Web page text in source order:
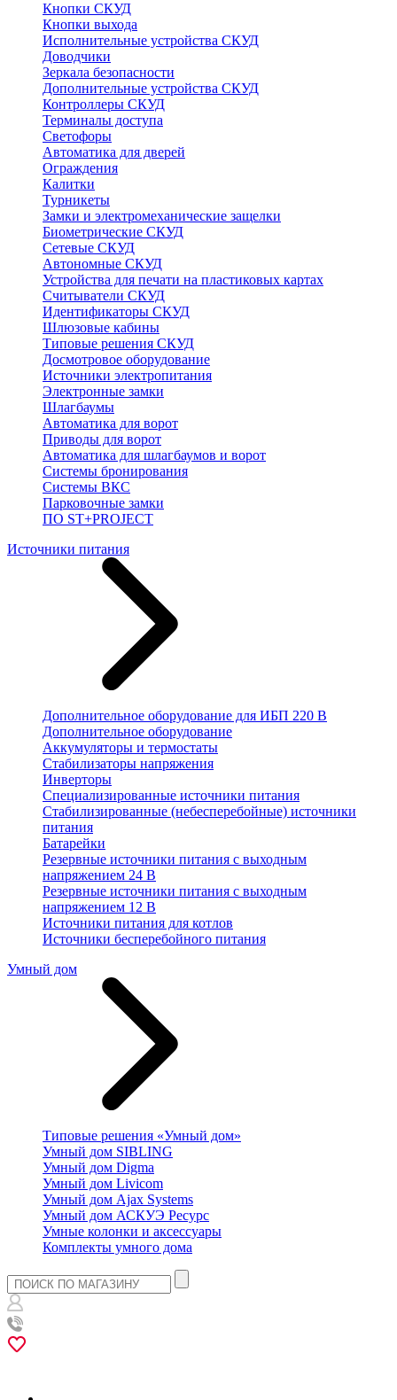
Кнопки СКУД
Кнопки выхода
Исполнительные устройства СКУД
Доводчики
Зеркала безопасности
Дополнительные устройства СКУД
Контроллеры СКУД
Терминалы доступа
Светофоры
Автоматика для дверей
Ограждения
Калитки
Турникеты
Замки и электромеханические защелки
Биометрические СКУД
Сетевые СКУД
Автономные СКУД
Устройства для печати на пластиковых картах
Считыватели СКУД
Идентификаторы СКУД
Шлюзовые кабины
Типовые решения СКУД
Досмотровое оборудование
Источники электропитания
Электронные замки
Шлагбаумы
Автоматика для ворот
Приводы для ворот
Автоматика для шлагбаумов и ворот
Системы бронирования
Системы ВКС
Парковочные замки
ПО ST+PROJECT
Источники питания
Дополнительное оборудование для ИБП 220 В
Дополнительное оборудование
Аккумуляторы и термостаты
Стабилизаторы напряжения
Инверторы
Специализированные источники питания
Стабилизированные (небесперебойные) источники
питания
Батарейки
Резервные источники питания с выходным
напряжением 24 В
Резервные источники питания с выходным
напряжением 12 В
Источники питания для котлов
Источники бесперебойного питания
Умный дом
Типовые решения «Умный дом»
Умный дом SIBLING
Умный дом Digma
Умный дом Livicom
Умный дом Ajax Systems
Умный дом АСКУЭ Ресурс
Умные колонки и аксессуары
Комплекты умного дома